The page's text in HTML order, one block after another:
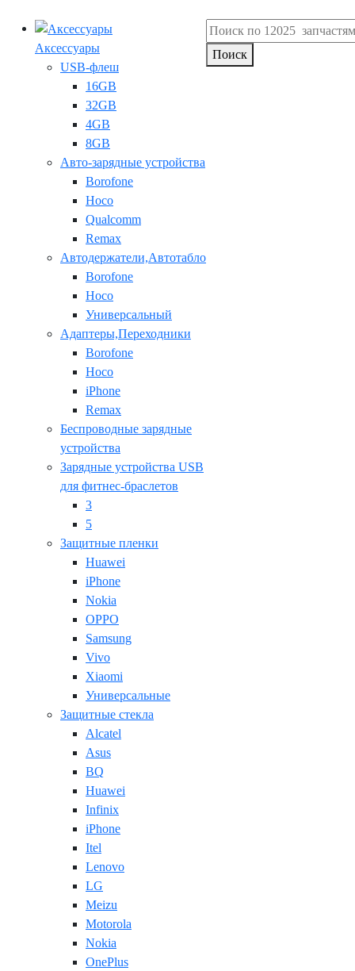
Аксессуары
USB-флеш
16GB
32GB
4GB
8GB
Авто-зарядные устройства
Borofone
Hoco
Qualcomm
Remax
Автодержатели,Автотабло
Borofone
Hoco
Универсальный
Адаптеры,Переходники
Borofone
Hoco
iPhone
Remax
Беспроводные зарядные
устройства
Зарядные устройства USB
для фитнес-браслетов
3
5
Защитные пленки
Huawei
iPhone
Nokia
OPPO
Samsung
Vivo
Xiaomi
Универсальные
Защитные стекла
Alcatel
Asus
BQ
Huawei
Infinix
iPhone
Itel
Lenovo
LG
Meizu
Motorola
Nokia
OnePlus
Поиск